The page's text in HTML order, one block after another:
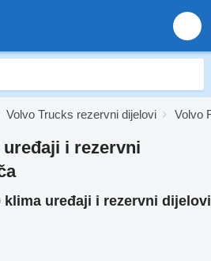
Volvo Trucks rezervni dijelovi Volvo
i rezervni
klima uređaji i rezervni dijelovi